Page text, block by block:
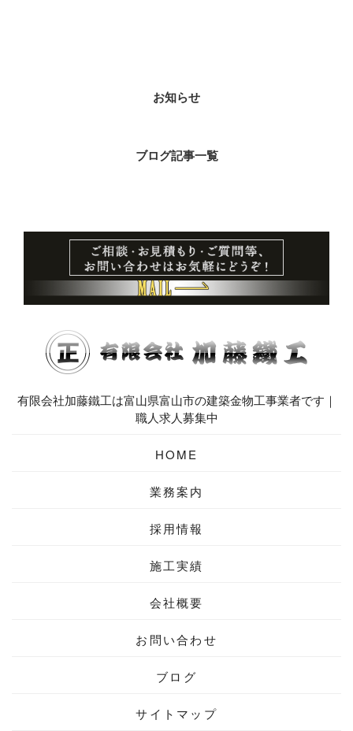
お知らせ
ブログ記事一覧
有限会社加藤鐵工は富山県富山市の建築金物工事業者です｜
職人求人募集中
HOME
業務案内
採用情報
施工実績
会社概要
お問い合わせ
ブログ
サイトマップ